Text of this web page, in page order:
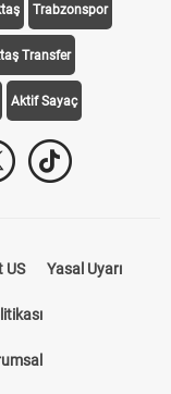
Süper Lig Haberleri
Trabzonspor
Transfer
Aktif Sayaç